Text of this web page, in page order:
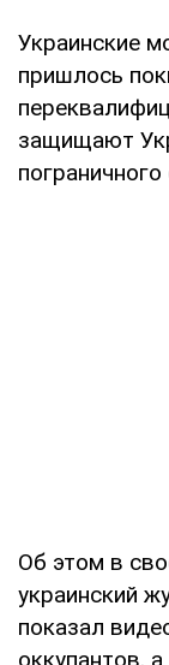
Украинские
пришлось
защищают
Об этом в
украинский
показал
оккупантов,